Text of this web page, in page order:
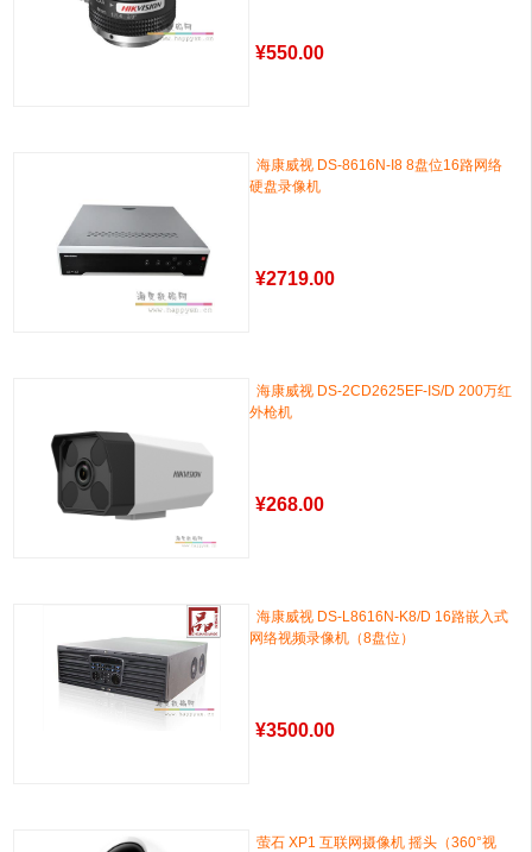
¥550.00
海康威视 DS-8616N-I8 8盘位16路网络
硬盘录像机
¥2719.00
海康威视 DS-2CD2625EF-IS/D 200万红
外枪机
¥268.00
海康威视 DS-L8616N-K8/D 16路嵌入式
网络视频录像机（8盘位）
¥3500.00
萤石 XP1 互联网摄像机 摇头（360°视